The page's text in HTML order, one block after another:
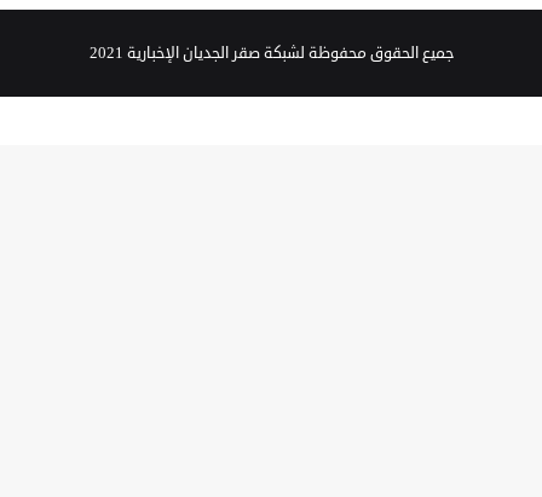
جميع الحقوق محفوظة لشبكة صقر الجديان الإخبارية 2021